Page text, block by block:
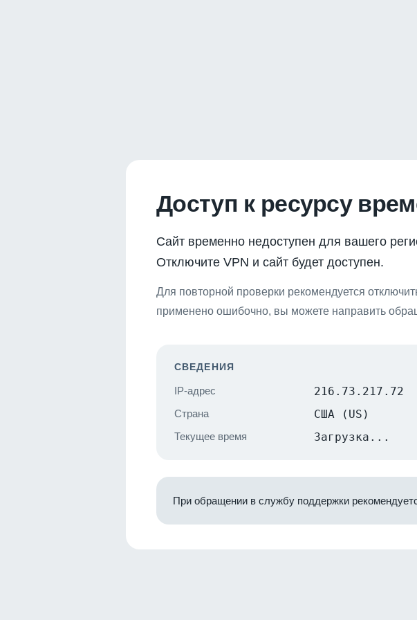
Доступ к ресурсу
Сайт временно недоступен для вашего
Отключите VPN и сайт будет доступен.
Для повторной проверки рекомендуется
применено ошибочно, вы можете направить
СВЕДЕНИЯ
IP-адрес 216.73.217.72
Страна США (US)
Текущее время Загрузка...
При обращении в службу поддержки